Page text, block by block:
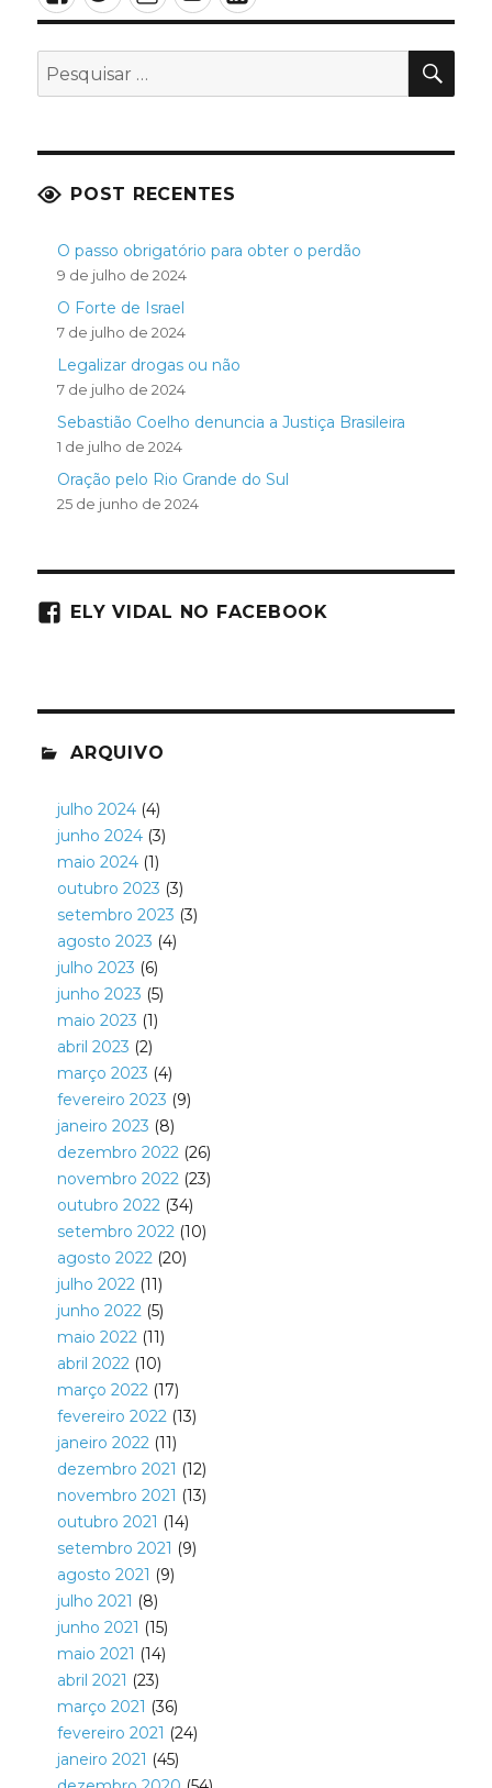
Pesquisar
POST RECENTES
O passo obrigatório para obter o perdão
9 de julho de 2024
O Forte de Israel
7 de julho de 2024
Legalizar drogas ou não
7 de julho de 2024
Sebastião Coelho denuncia a Justiça Brasileira
1 de julho de 2024
Oração pelo Rio Grande do Sul
25 de junho de 2024
ELY VIDAL NO FACEBOOK
ARQUIVO
julho 2024(4)
junho 2024(3)
maio 2024(1)
outubro 2023 (3)
setembro 2023 (3)
agosto 2023 (4)
julho 2023 (6)
junho 2023 (5)
maio 2023 (1)
abril 2023 (2)
março 2023 (4)
fevereiro 2023 (9)
janeiro 2023 (8)
dezembro 2022(26)
novembro 2022(23)
outubro 2022(34)
setembro 2022(10)
agosto 2022(20)
julho 2022(11)
junho 2022(5)
maio 2022(11)
abril 2022(10)
março 2022(17)
fevereiro 2022(13)
janeiro 2022(11)
dezembro 2021 (12)
novembro 2021 (13)
outubro 2021 (14)
setembro 2021 (9)
agosto 2021 (9)
julho 2021 (8)
junho 2021 (15)
maio 2021 (14)
abril 2021 (23)
março 2021 (36)
fevereiro 2021 (24)
janeiro 2021 (45)